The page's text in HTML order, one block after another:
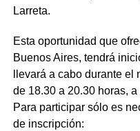
Larreta.
Esta oportunidad que
Buenos Aires, tendrá
llevará a cabo durante
de 18.30 a 20.30 horas,
Para participar sólo es
de inscripción: